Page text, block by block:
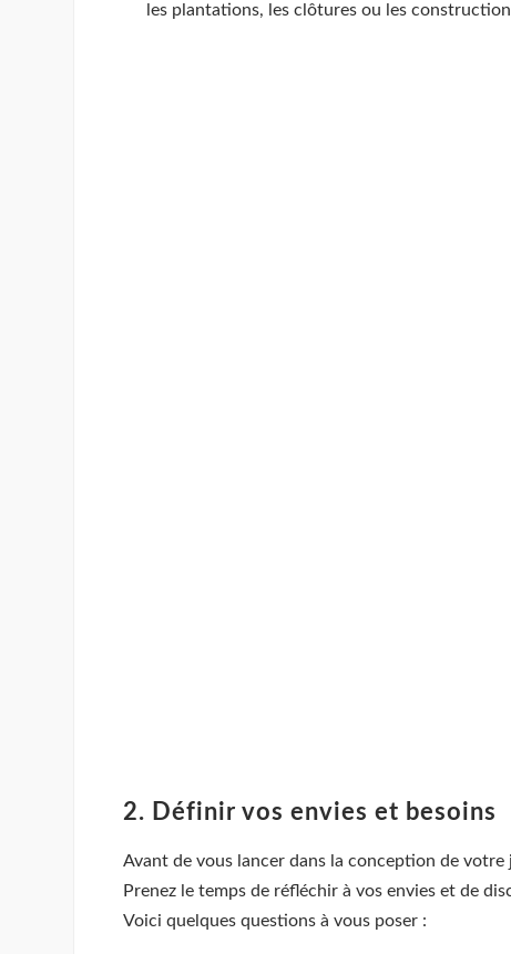
les plantations, les clôtures ou les
2. Définir vos envies et besoins
Avant de vous lancer dans la conception de
Prenez le temps de réfléchir à vos envies et de
Voici quelques questions à vous poser :